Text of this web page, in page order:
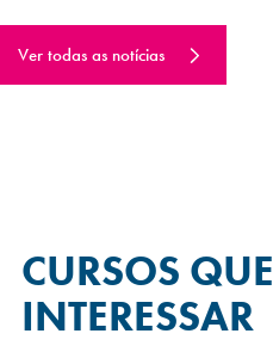
Ver todas as notícias
CURSOS QUE
INTERESSAR